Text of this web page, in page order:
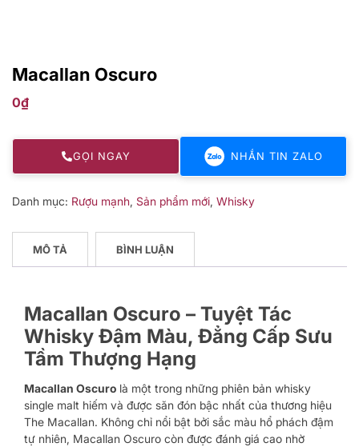
Macallan Oscuro
0₫
GỌI NGAY NHẮN TIN ZALO
Danh mục: Rượu mạnh, Sản phẩm mới, Whisky
MÔ TẢ BÌNH LUẬN
Macallan Oscuro – Tuyệt Tác
Whisky Đậm Màu, Đẳng Cấp Sưu
Tầm Thượng Hạng
Macallan Oscuro là một trong những phiên bản whisky
single malt hiếm và được săn đón bậc nhất của thương hiệu
The Macallan. Không chỉ nổi bật bởi sắc màu hổ phách đậm
tự nhiên, Macallan Oscuro còn được đánh giá cao nhờ